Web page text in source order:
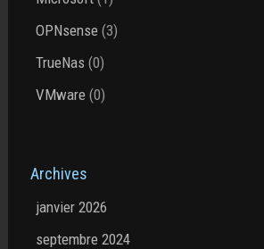
OPNsense (3)
TrueNas (0)
VMware (0)
Archives
janvier 2026
septembre 2024